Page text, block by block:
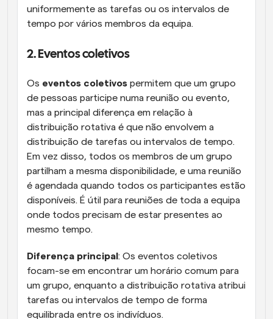
uniformemente as tarefas ou os intervalos de
tempo por vários membros da equipa.
2. Eventos coletivos
Os eventos coletivos permitem que um grupo
de pessoas participe numa reunião ou evento,
mas a principal diferença em relação à
distribuição rotativa é que não envolvem a
distribuição de tarefas ou intervalos de tempo.
Em vez disso, todos os membros de um grupo
partilham a mesma disponibilidade, e uma reunião
é agendada quando todos os participantes estão
disponíveis. É útil para reuniões de toda a equipa
onde todos precisam de estar presentes ao
mesmo tempo.
Diferença principal : Os eventos coletivos
focam-se em encontrar um horário comum para
um grupo, enquanto a distribuição rotativa atribui
tarefas ou intervalos de tempo de forma
equilibrada entre os indivíduos.